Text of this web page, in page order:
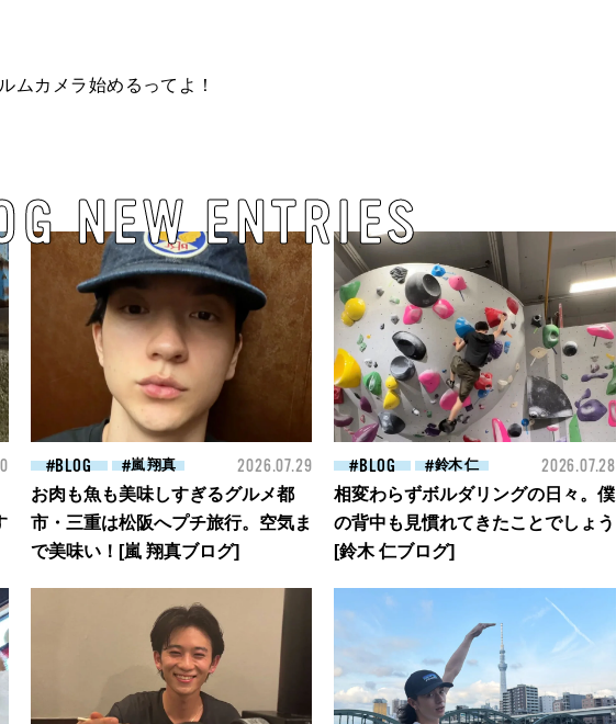
ムカメラ始めるってよ！
NEW ENTRIES
BLOG 嵐 翔真 2026.07.29
お肉も魚も美味しすぎるグルメ都
市・三重は松阪へプチ旅行。空気ま
で美味い！[嵐 翔真ブログ]
BLOG 鈴木 仁 2026.07.28
相変わらずボルダリングの日々。僕
の背中も見慣れてきたことでしょう
[鈴木 仁ブログ]